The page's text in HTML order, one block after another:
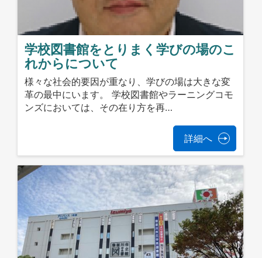
学校図書館をとりまく学びの場のこ
れからについて
様々な社会的要因が重なり、学びの場は大きな変
革の最中にいます。 学校図書館やラーニングコモ
ンズにおいては、その在り方を再…
詳細へ